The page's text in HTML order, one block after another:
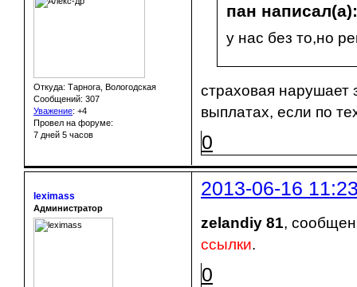
Откуда: Тарнога, Вологодская
Сообщений: 307
Уважение: +4
Провел на форуме:
7 дней 5 часов
пан написал(а):
у нас без то,но
страховая нарушает
выплатах, если по
0
2013-06-16
leximass
Администратор
zelandiy 81,
ссылки.
0